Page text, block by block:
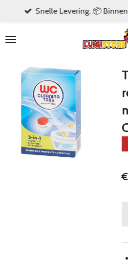
naar
hoofdinhoud
Snelle Levering: 📦